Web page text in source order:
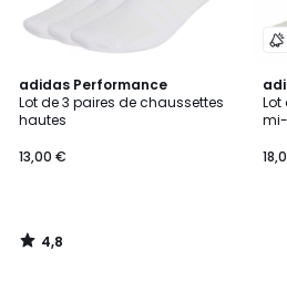
adidas Performance
Lot de 3 paires de chaussettes
hautes
13,00 €
4,8
/ 5
4,8
/
Lot